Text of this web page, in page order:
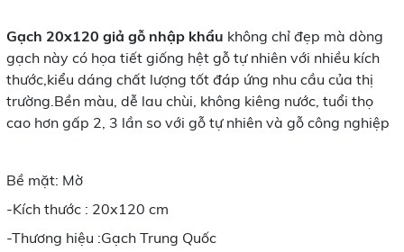
Gạch 20x120 giả gỗ nhập khẩu không chỉ đẹp mà dòng
gạch này có họa tiết giống hệt gỗ tự nhiên với nhiều kích
thước,kiểu dáng chất lượng tốt đáp ứng nhu cầu của thị
trường.Bền màu, dễ lau chùi, không kiêng nước, tuổi thọ
cao hơn gấp 2, 3 lần so với gỗ tự nhiên và gỗ công nghiệp
Bề mặt: Mờ
-Kích thước : 20x120 cm
-Thương hiệu :Gạch Trung Quốc